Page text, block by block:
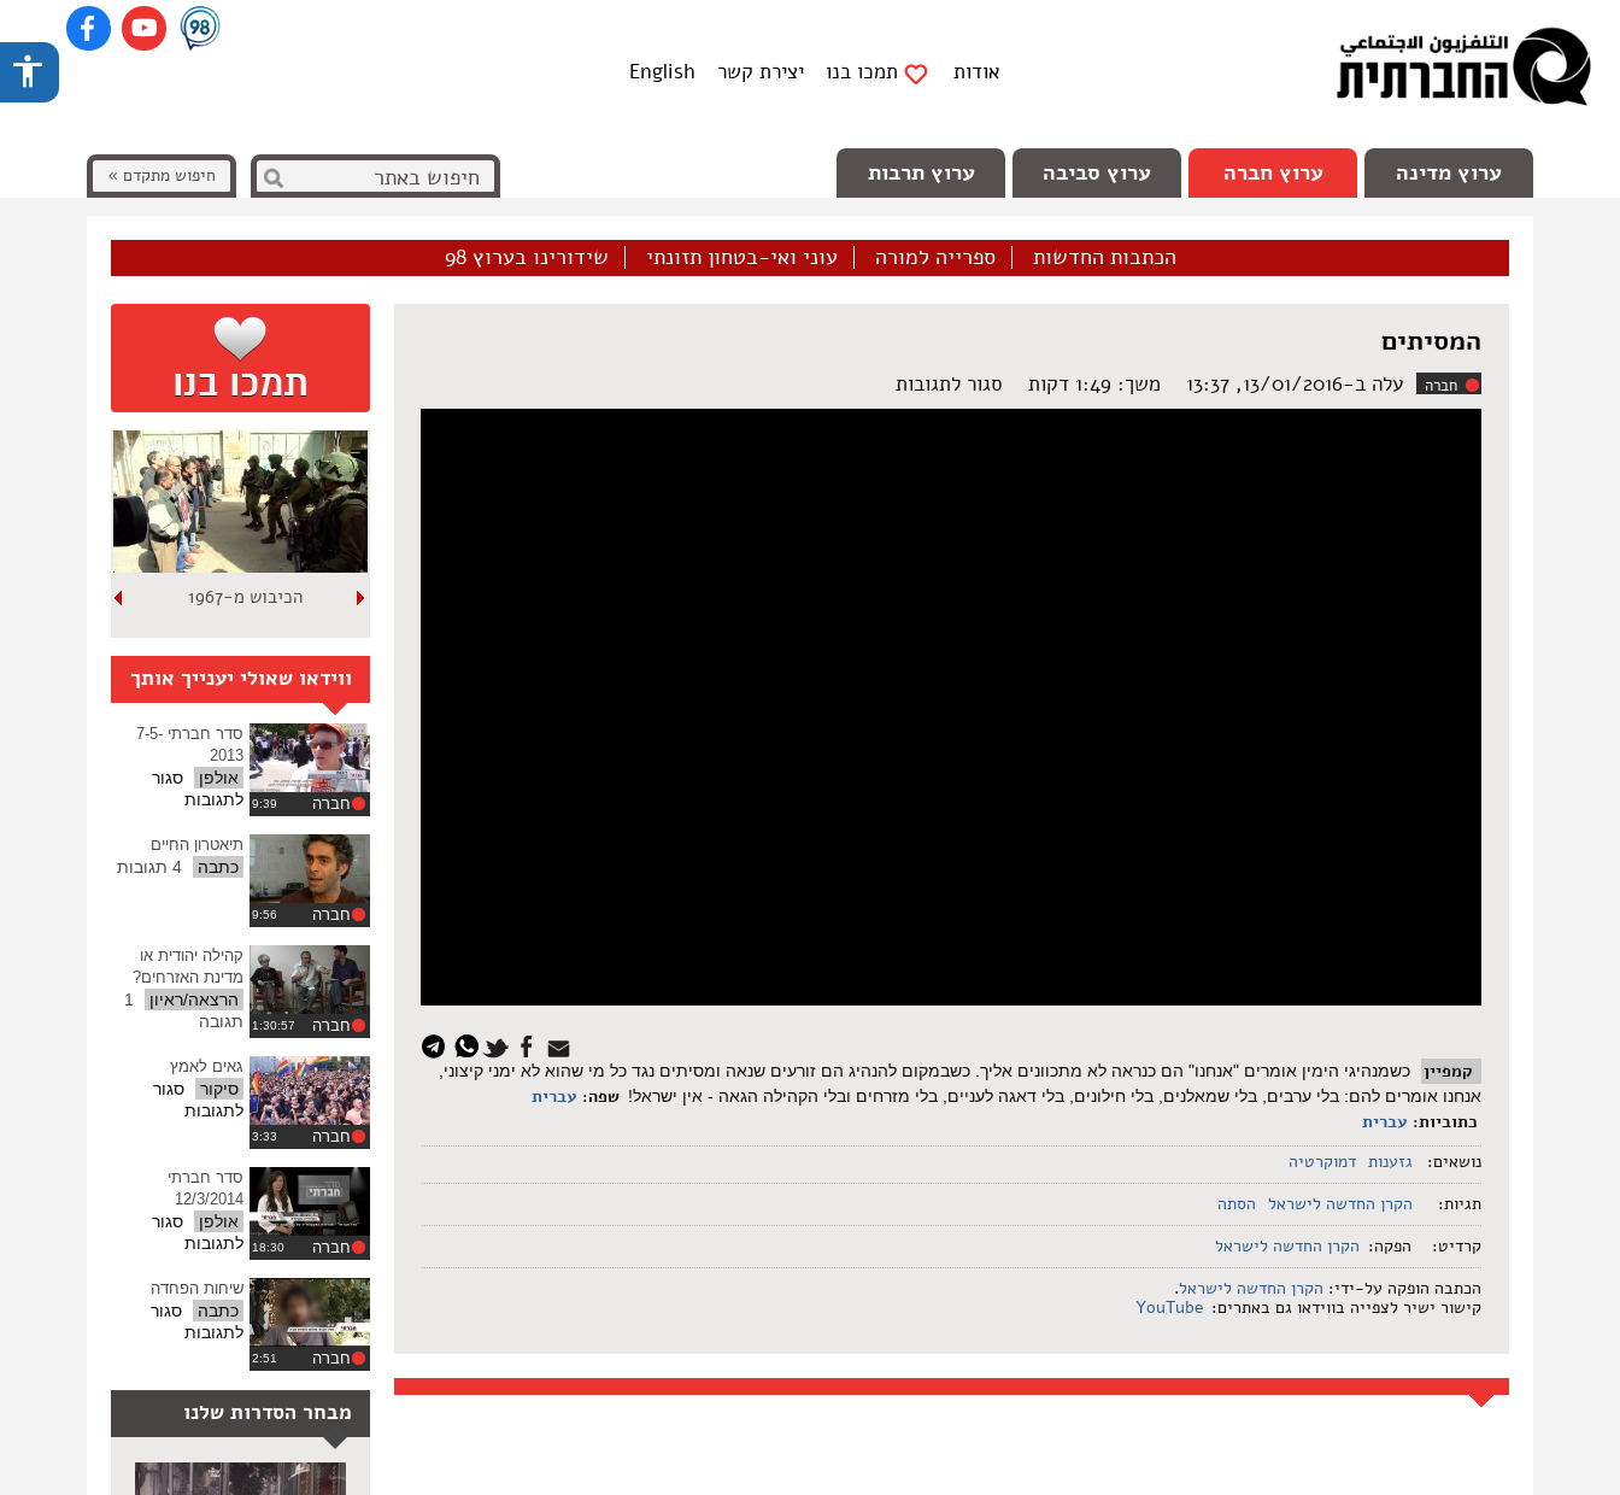
אודות תמכו בנו יצירת קשר English
ערוץ מדינה ערוץ חברה ערוץ סביבה ערוץ תרבות חיפוש מתקדם »
הכתבות החדשות ספרייה למורה עוני ואי-בטחון תזונתי שידורינו בערוץ 98
המסיתים
חברה עלה ב-13/01/2016, 13:37 משך: ‏1:49 דקות סגור לתגובותעל
המסיתים
קמפיין
כשמנהיגי הימין אומרים "אנחנו" הם כנראה לא מתכוונים אליך. כשבמקום להנהיג הם זורעים שנאה ומסיתים נגד כל מי שהוא לא ימני קיצוני,
אנחנו אומרים להם: בלי ערבים, בלי שמאלנים, בלי חילונים, בלי דאגה לעניים, בלי מזרחים ובלי הקהילה הגאה - אין ישראל! שפה: עברית
כתוביות: עברית
נושאים:
גזענות דמוקרטיה
תגיות:
הקרן החדשה לישראל הסתה
קרדיט:
הפקה: הקרן החדשה לישראל
הכתבה הופקה על-ידי: הקרן החדשה לישראל.
קישור ישיר לצפייה בווידאו גם באתרים: YouTube
הכיבוש מ-1967
ווידאו שאולי יענייך אותך
חברה
סדר חברתי 7-5-
2013
אולפן
סגור
לתגובותעל
חברתי
7-
חברה
תיאטרון החיים
כתבה 4 תגובות
חברה
קהילה יהודית או
מדינת האזרחים?
הרצאה/ראיון
1
תגובה
חברה
גאים לאמץ
סיקור
סגור
לתגובותעל
חברה
סדר חברתי
12/3/2014
אולפן
סגור
לתגובותעל
חברתי
12/3/2014
חברה
שיחות הפחדה
כתבה
סגור
לתגובותעל
מבחר הסדרות שלנו